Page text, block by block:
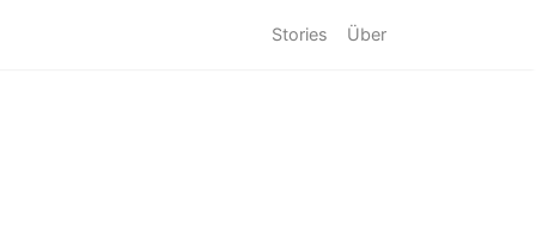
Stories Über